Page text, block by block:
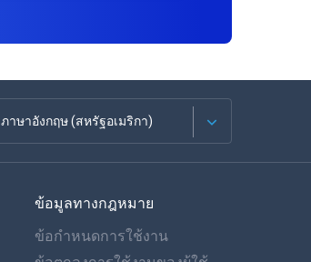
ภาษาอังกฤษ (สหรัฐอเมริกา)
ภาษาฝรั่งเศส
Español
ภาษาเยอรมัน
ข้อมูลทางกฎหมาย
ข้อกำหนดการใช้งาน